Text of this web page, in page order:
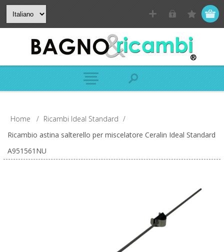
Home / Ricambi Ideal Standard /
Ricambio astina salterello per miscelatore Ceralin Ideal Standard
A951561NU